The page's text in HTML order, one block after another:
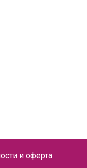
и оферта